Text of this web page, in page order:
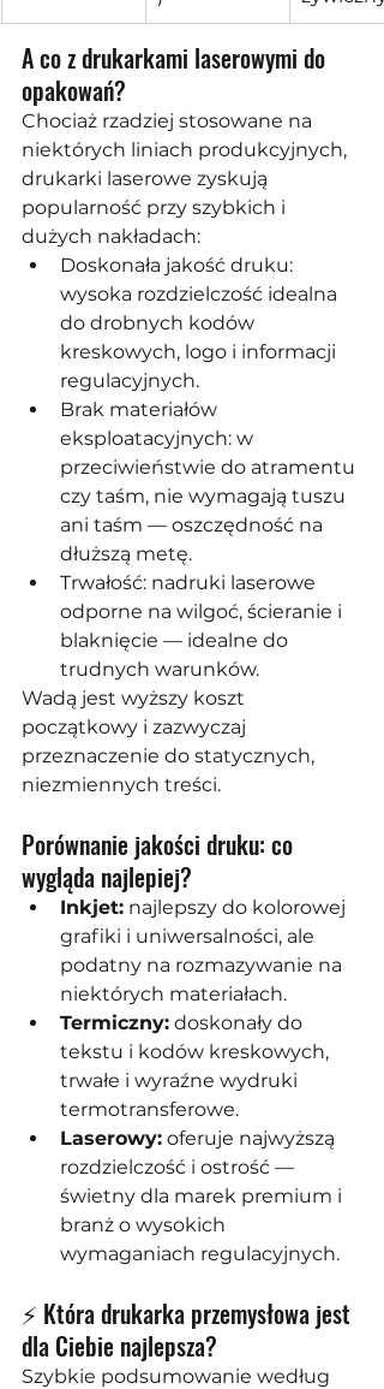
A co z drukarkami laserowymi do
opakowań?
Chociaż rzadziej stosowane na
niektórych liniach produkcyjnych,
drukarki laserowe zyskują
popularność przy szybkich i
dużych nakładach:
Doskonała jakość druku:
wysoka rozdzielczość idealna
do drobnych kodów
kreskowych, logo i informacji
regulacyjnych.
Brak materiałów
eksploatacyjnych: w
przeciwieństwie do atramentu
czy taśm, nie wymagają tuszu
ani taśm — oszczędność na
dłuższą metę.
Trwałość: nadruki laserowe
odporne na wilgoć, ścieranie i
blaknięcie — idealne do
trudnych warunków.
Wadą jest wyższy koszt
początkowy i zazwyczaj
przeznaczenie do statycznych,
niezmiennych treści.
Porównanie jakości druku: co
wygląda najlepiej?
Inkjet: najlepszy do kolorowej
grafiki i uniwersalności, ale
podatny na rozmazywanie na
niektórych materiałach.
Termiczny: doskonały do
tekstu i kodów kreskowych,
trwałe i wyraźne wydruki
termotransferowe.
Laserowy: oferuje najwyższą
rozdzielczość i ostrość —
świetny dla marek premium i
branż o wysokich
wymaganiach regulacyjnych.
⚡ Która drukarka przemysłowa jest
dla Ciebie najlepsza?
Szybkie podsumowanie według